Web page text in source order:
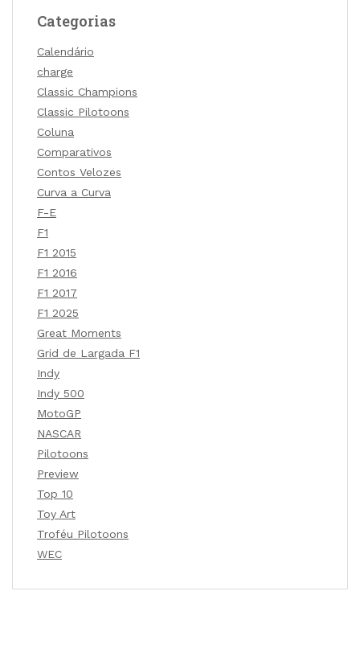
Categorias
Calendário
charge
Classic Champions
Classic Pilotoons
Coluna
Comparativos
Contos Velozes
Curva a Curva
F-E
F1
F1 2015
F1 2016
F1 2017
F1 2025
Great Moments
Grid de Largada F1
Indy
Indy 500
MotoGP
NASCAR
Pilotoons
Preview
Top 10
Toy Art
Troféu Pilotoons
WEC